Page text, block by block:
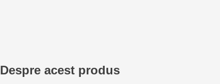
Despre acest produs